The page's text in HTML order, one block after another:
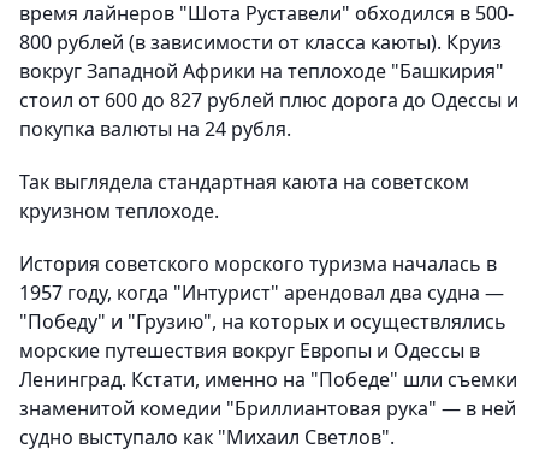
время лайнеров "Шота Руставели" обходился в 500-
800 рублей (в зависимости от класса каюты). Круиз
вокруг Западной Африки на теплоходе "Башкирия"
стоил от 600 до 827 рублей плюс дорога до Одессы и
покупка валюты на 24 рубля.
Так выглядела стандартная каюта на советском
круизном теплоходе.
История советского морского туризма началась в
1957 году, когда "Интурист" арендовал два судна —
"Победу" и "Грузию", на которых и осуществлялись
морские путешествия вокруг Европы и Одессы в
Ленинград. Кстати, именно на "Победе" шли съемки
знаменитой комедии "Бриллиантовая рука" — в ней
судно выступало как "Михаил Светлов".